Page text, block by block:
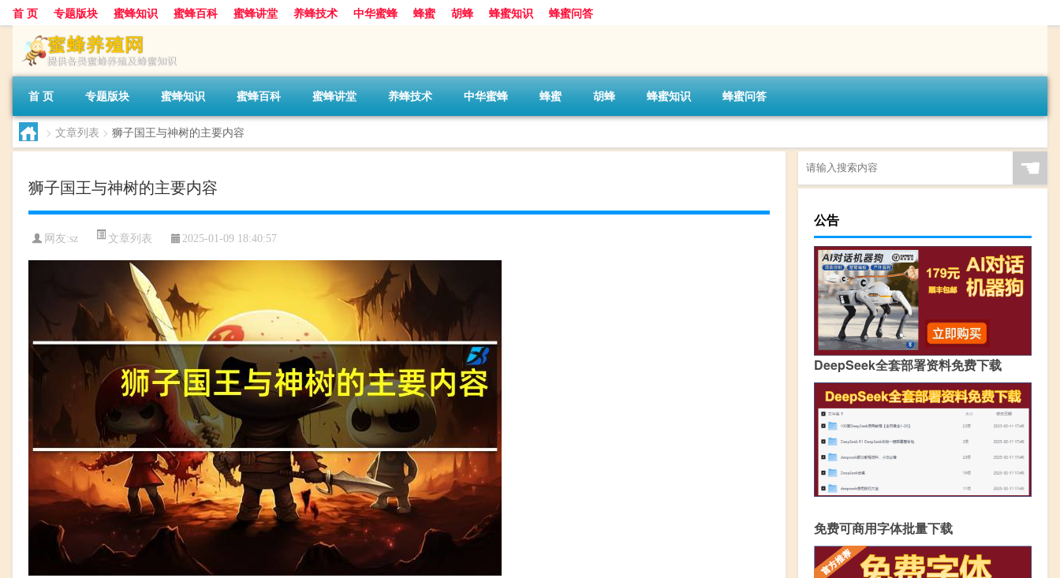
首 页 专题版块 蜜蜂知识 蜜蜂百科 蜜蜂讲堂 养蜂技术 中华蜜蜂 蜂蜜 胡蜂 蜂蜜知识 蜂蜜问答
首 页 专题版块 蜜蜂知识 蜜蜂百科 蜜蜂讲堂 养蜂技术 中华蜜蜂 蜂蜜 胡蜂 蜂蜜知识 蜂蜜问答
> 文章列表 > 狮子国王与神树的主要内容
狮子国王与神树的主要内容
网友:sz 文章列表 2025-01-09 18:40:57
☚
公告
DeepSeek全套部署资料免费下载
免费可商用字体批量下载